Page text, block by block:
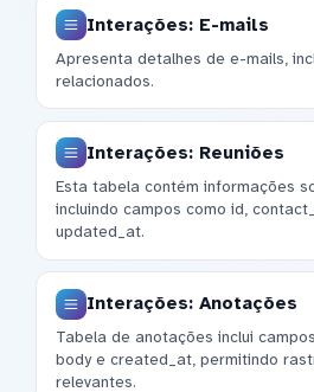
Interações: E-mails
Apresenta detalhes de e-mails,
relacionados.
Interações: Reuniões
Esta tabela contém informações
incluindo campos como id,
updated_at.
Interações: Anotações
Tabela de anotações inclui
body e created_at, permitindo
relevantes.